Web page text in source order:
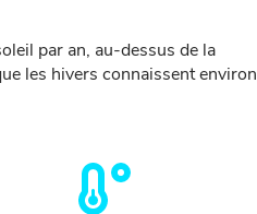
par an, au-dessus de la
les hivers connaissent environ